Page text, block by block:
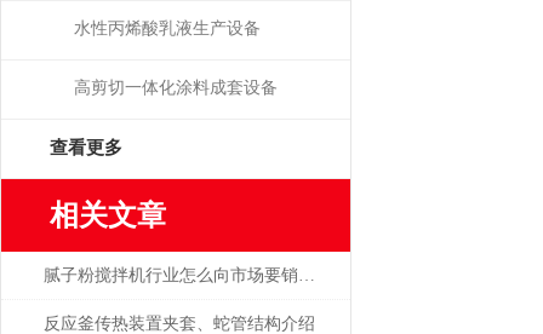
水性丙烯酸乳液生产设备
高剪切一体化涂料成套设备
查看更多
相关文章
腻子粉搅拌机行业怎么向市场要销量？
反应釜传热装置夹套、蛇管结构介绍